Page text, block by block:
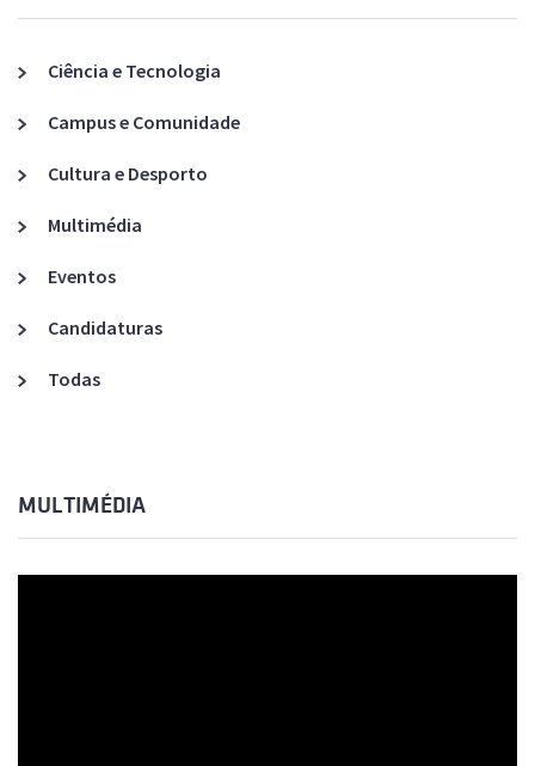
Ciência e Tecnologia
Campus e Comunidade
Cultura e Desporto
Multimédia
Eventos
Candidaturas
Todas
MULTIMÉDIA